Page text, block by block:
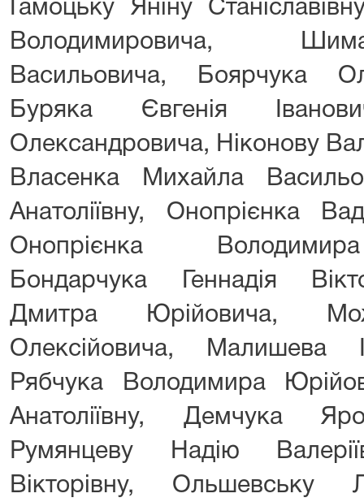
Гамоцьку Яніну
Володимировича,
Васильовича, Боярчука
Буряка Євгенія
Олександровича, Ніконову
Власенка Михайла
Анатоліївну, Онопрієнка
Онопрієнка
Бондарчука Геннадія
Дмитра Юрійовича,
Олексійовича, Малишева
Рябчука Володимира
Анатоліївну, Демчука
Румянцеву Надію
Вікторівну, Ольшевську